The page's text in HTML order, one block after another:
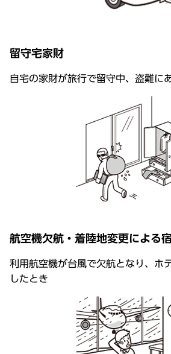
留守宅家財
自宅の家財が旅行で留守中、盗難に
航空機欠航・着陸地変更による
利用航空機が台風で欠航となり、ホ
したとき